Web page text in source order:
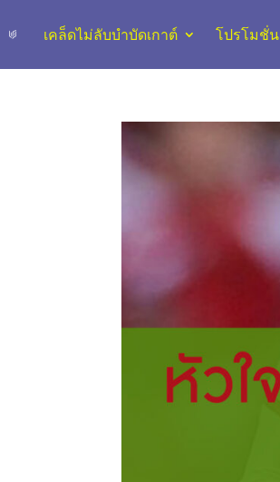
เคล็ดไม่ลับบำบัดเกาต์ โปรโมชั่น